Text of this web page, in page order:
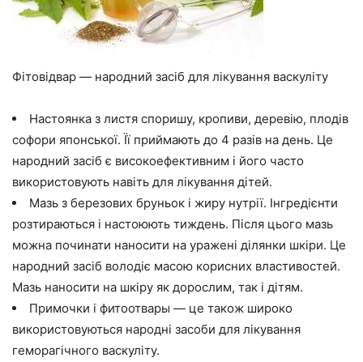
Фітовідвар — народний засіб для лікування васкуліту
Настоянка з листя споришу, кропиви, деревію, плодів
софори японської. Її приймають до 4 разів на день. Це
народний засіб є високоефективним і його часто
використовують навіть для лікування дітей.
Мазь з березових бруньок і жиру нутрії. Інгредієнти
розтираються і настоюють тиждень. Після цього мазь
можна починати наносити на уражені ділянки шкіри. Це
народний засіб володіє масою корисних властивостей.
Мазь наносити на шкіру як дорослим, так і дітям.
Примочки і фитоотвары — це також широко
використовуються народні засоби для лікування
геморагічного васкуліту.